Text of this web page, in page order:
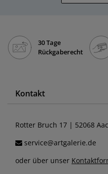
30 Tage
Rückgaberecht
Kontakt
Rotter Bruch 17 | 52068
service@artgalerie.de
oder über unser